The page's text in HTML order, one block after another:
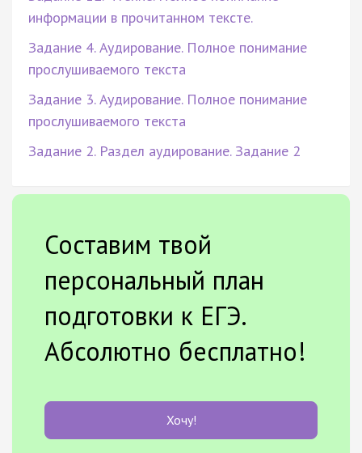
информации в прочитанном тексте.
Задание 4. Аудирование. Полное понимание
прослушиваемого текста
Задание 3. Аудирование. Полное понимание
прослушиваемого текста
Задание 2. Раздел аудирование. Задание 2
Составим твой
персональный план
подготовки к ЕГЭ.
Абсолютно бесплатно!
Хочу!